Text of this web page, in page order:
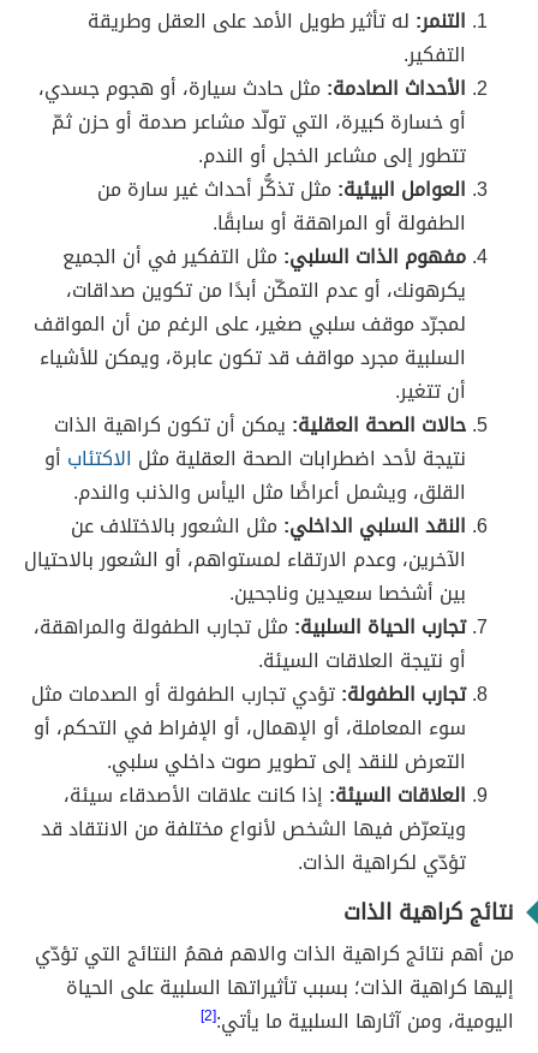
التنمر: له تأثير طويل الأمد على العقل وطريقة
التفكير.
الأحداث الصادمة: مثل حادث سيارة، أو هجوم جسدي،
أو خسارة كبيرة، التي تولّد مشاعر صدمة أو حزن ثمّ
تتطور إلى مشاعر الخجل أو الندم.
العوامل البيئية: مثل تذكُّر أحداث غير سارة من
الطفولة أو المراهقة أو سابقًا.
مفهوم الذات السلبي: مثل التفكير في أن الجميع
يكرهونك، أو عدم التمكّن أبدًا من تكوين صداقات،
لمجرّد موقف سلبي صغير، على الرغم من أن المواقف
السلبية مجرد مواقف قد تكون عابرة، ويمكن للأشياء
أن تتغير.
حالات الصحة العقلية: يمكن أن تكون كراهية الذات
نتيجة لأحد اضطرابات الصحة العقلية مثل الاكتئاب أو
القلق، ويشمل أعراضًا مثل اليأس والذنب والندم.
النقد السلبي الداخلي: مثل الشعور بالاختلاف عن
الآخرين، وعدم الارتقاء لمستواهم، أو الشعور بالاحتيال
بين أشخصا سعيدين وناجحين.
تجارب الحياة السلبية: مثل تجارب الطفولة والمراهقة،
أو نتيجة العلاقات السيئة.
تجارب الطفولة:تؤدي تجارب الطفولة أو الصدمات مثل
سوء المعاملة، أو الإهمال، أو الإفراط في التحكم، أو
التعرض للنقد إلى تطوير صوت داخلي سلبي.
العلاقات السيئة: إذا كانت علاقات الأصدقاء سيئة،
ويتعرّض فيها الشخص لأنواع مختلفة من الانتقاد قد
تؤدّي لكراهية الذات.
نتائج كراهية الذات
من أهم نتائج كراهية الذات والاهم فهمُ النتائج التي تؤدّي
إليها كراهية الذات؛ بسبب تأثيراتها السلبية على الحياة
اليومية، ومن آثارها السلبية ما يأتي:[2]